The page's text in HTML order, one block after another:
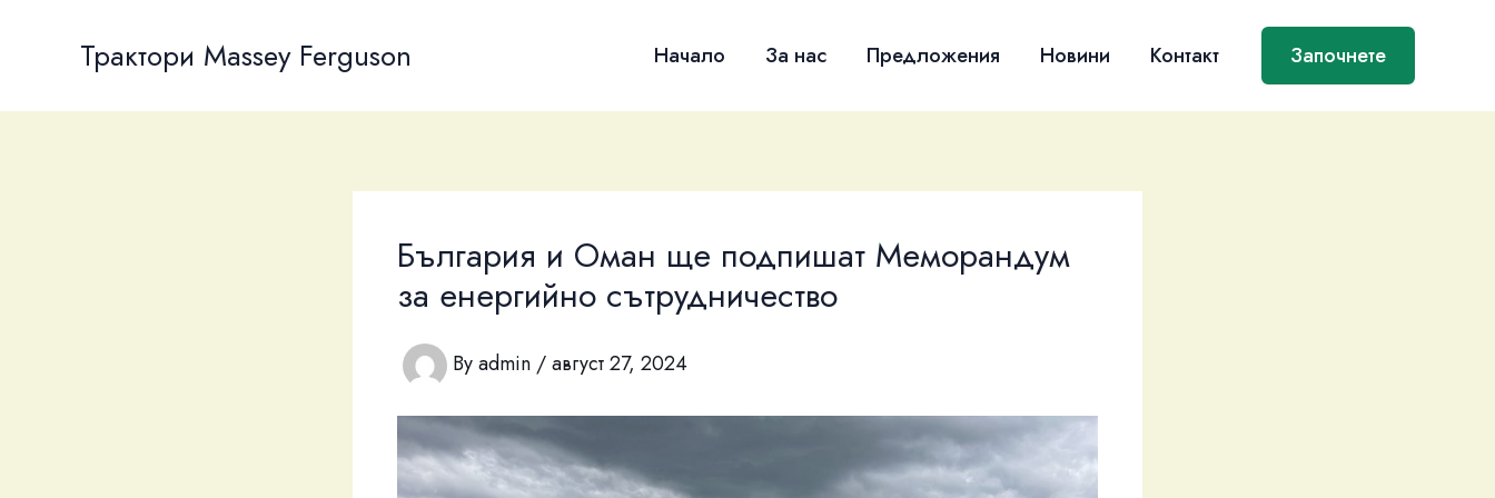
Трактори Massey Ferguson Начало За нас Предложения Новини Контакт Започнете
България и Оман ще подпишат Меморандум
за енергийно сътрудничество
Byadmin /август 27, 2024